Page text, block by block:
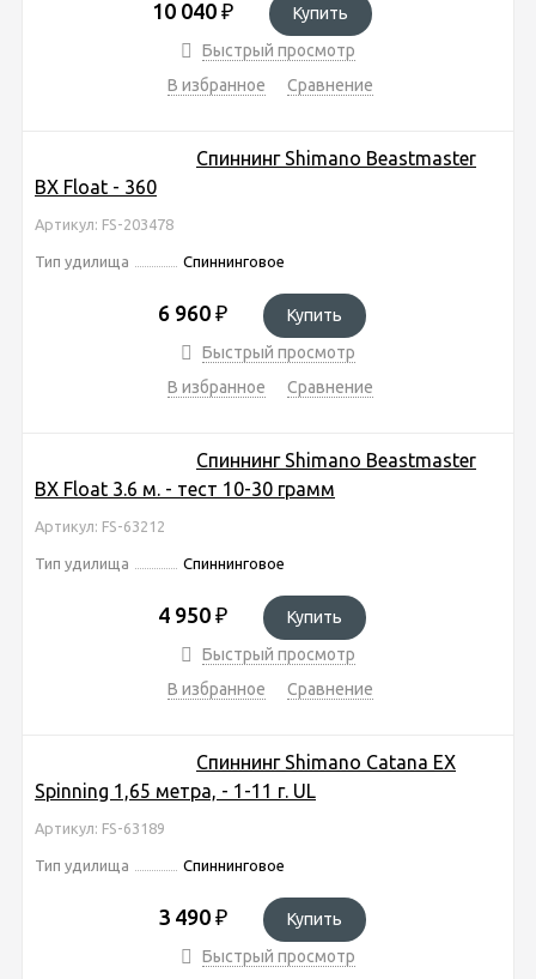
10 040 ₽
Купить
Быстрый просмотр
В избранное
Сравнение
Спиннинг Shimano Beastmaster
BX Float - 360
Артикул: FS-203478
Тип удилища Спиннинговое
6 960 ₽
Купить
Быстрый просмотр
В избранное
Сравнение
Спиннинг Shimano Beastmaster
BX Float 3.6 м. - тест 10-30 грамм
Артикул: FS-63212
Тип удилища Спиннинговое
4 950 ₽
Купить
Быстрый просмотр
В избранное
Сравнение
Спиннинг Shimano Catana EX
Spinning 1,65 метра, - 1-11 г. UL
Артикул: FS-63189
Тип удилища Спиннинговое
3 490 ₽
Купить
Быстрый просмотр